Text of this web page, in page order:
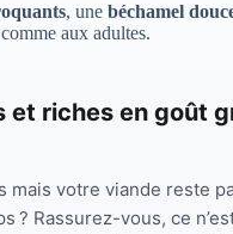
, une béchamel
aux adultes.
riches en goût
mais votre viande reste
? Rassurez-vous, ce